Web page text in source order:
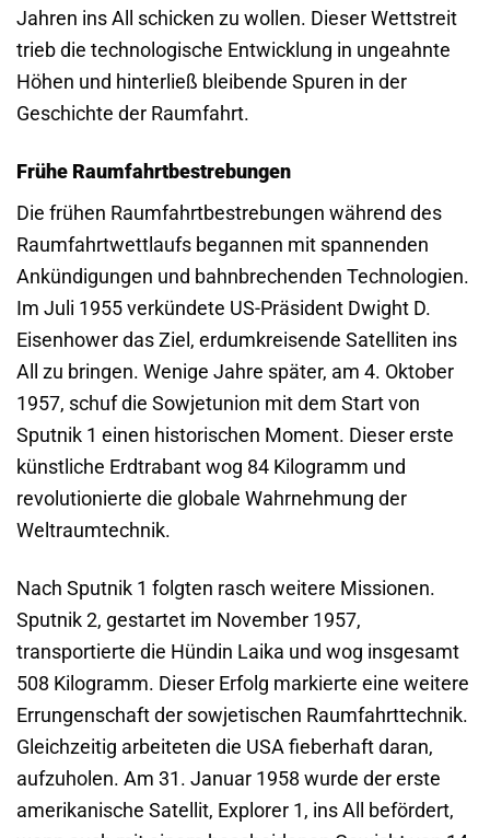
Jahren ins All schicken zu wollen. Dieser Wettstreit
trieb die technologische Entwicklung in ungeahnte
Höhen und hinterließ bleibende Spuren in der
Geschichte der Raumfahrt.
Frühe Raumfahrtbestrebungen
Die frühen Raumfahrtbestrebungen während des
Raumfahrtwettlaufs begannen mit spannenden
Ankündigungen und bahnbrechenden Technologien.
Im Juli 1955 verkündete US-Präsident Dwight D.
Eisenhower das Ziel, erdumkreisende Satelliten ins
All zu bringen. Wenige Jahre später, am 4. Oktober
1957, schuf die Sowjetunion mit dem Start von
Sputnik 1 einen historischen Moment. Dieser erste
künstliche Erdtrabant wog 84 Kilogramm und
revolutionierte die globale Wahrnehmung der
Weltraumtechnik.
Nach Sputnik 1 folgten rasch weitere Missionen.
Sputnik 2, gestartet im November 1957,
transportierte die Hündin Laika und wog insgesamt
508 Kilogramm. Dieser Erfolg markierte eine weitere
Errungenschaft der sowjetischen Raumfahrttechnik.
Gleichzeitig arbeiteten die USA fieberhaft daran,
aufzuholen. Am 31. Januar 1958 wurde der erste
amerikanische Satellit, Explorer 1, ins All befördert,